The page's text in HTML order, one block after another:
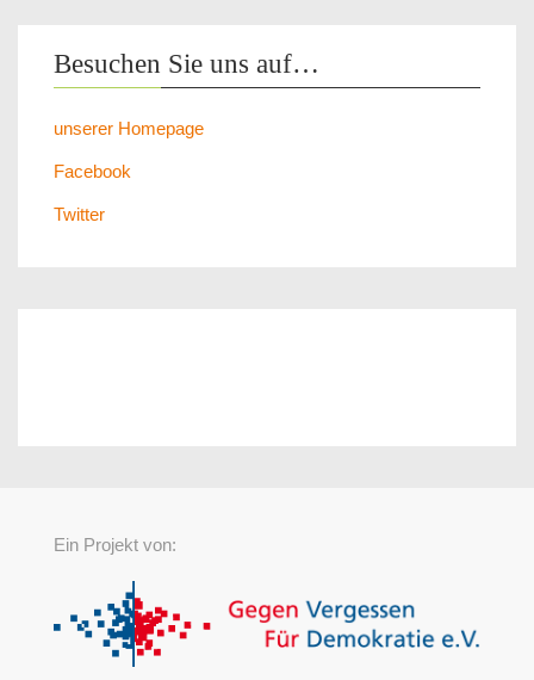
Besuchen Sie uns auf…
unserer Homepage
Facebook
Twitter
Ein Projekt von: